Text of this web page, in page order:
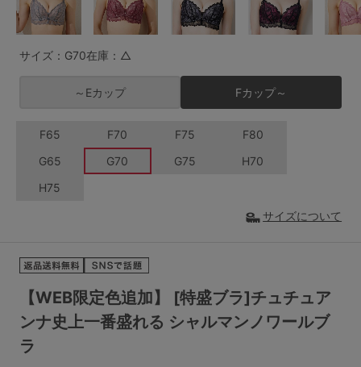
SS M
L LL
L-CD L-EF
LL-EF
2,000～2,999円 3,000～3,999円
4,000円～
セールアイテムから探す
セールアイテム
その他から探す
新着アイテム
ランキング
高評価レビューアイテム
【WEB限定色追加】 [特盛ブラ]チュチュア
ンナ史上一番盛れる シャルマンノワールブ
ラ
サイズ：G70在庫：△
～Eカップ Fカップ～
F65 F70 F75
F80
G65
G70 G75
H70
H75
サイズについて